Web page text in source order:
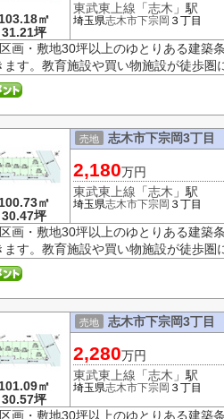
103.18㎡
31.21坪
東武東上線 「志木 」駅
埼玉県志木市下宗岡 ３丁目
画・敷地30坪以上のゆとりある建築
ます。教育施設や買い物施設が徒歩圏
100.73㎡
30.47坪
売地 志木市下宗岡3丁
2,180万円
東武東上線 「志木 」駅
埼玉県志木市下宗岡 ３丁目
画・敷地30坪以上のゆとりある建築
ます。教育施設や買い物施設が徒歩圏
101.09㎡
30.57坪
売地 志木市下宗岡3丁
2,280万円
東武東上線 「志木 」駅
埼玉県志木市下宗岡 ３丁目
画・敷地30坪以上のゆとりある建築